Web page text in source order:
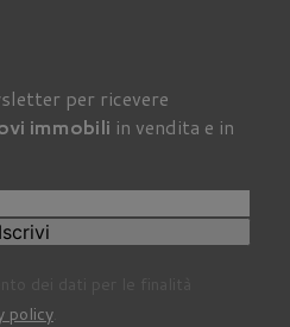
per ricevere
immobili in vendita e in
Iscrivi
policy.